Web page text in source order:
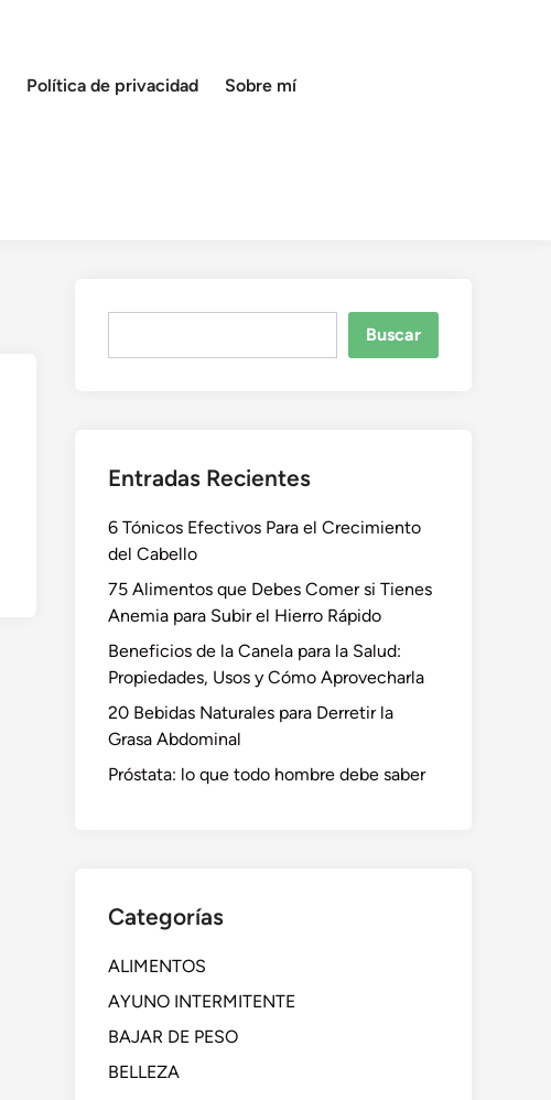
Política de privacidad Sobre mí
Buscar
Entradas Recientes
6 Tónicos Efectivos Para el Crecimiento
del Cabello
75 Alimentos que Debes Comer si Tienes
Anemia para Subir el Hierro Rápido
Beneficios de la Canela para la Salud:
Propiedades, Usos y Cómo Aprovecharla
20 Bebidas Naturales para Derretir la
Grasa Abdominal
Próstata: lo que todo hombre debe saber
Categorías
ALIMENTOS
AYUNO INTERMITENTE
BAJAR DE PESO
BELLEZA